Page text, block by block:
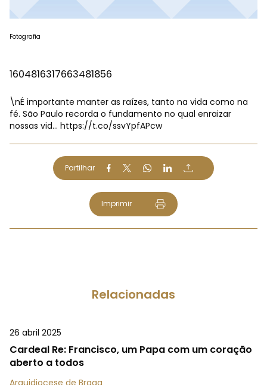
Fotografia
1604816317663481856
\nÉ importante manter as raízes, tanto na vida como na
fé. São Paulo recorda o fundamento no qual enraizar
nossas vid… https://t.co/ssvYpfAPcw
Partilhar
Imprimir
Relacionadas
26 abril 2025
Cardeal Re: Francisco, um Papa com um coração
aberto a todos